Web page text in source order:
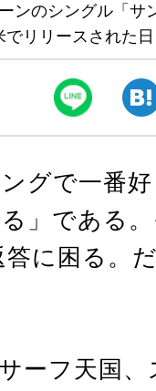
ンのシングル「サ
でリリースされた日
グで一番
」である
に困る。
ーフ天国